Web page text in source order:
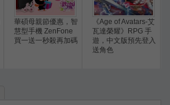
華碩母親節優惠，智
慧型手機 ZenFone
買一送一秒殺再加碼
《Age of Avatars-艾
瓦達榮耀》RPG 手
遊，中文版預先登入
送角色